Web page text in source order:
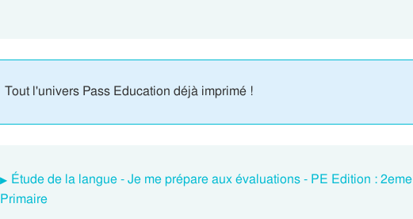
Tout l'univers Pass Education déjà imprimé !
Étude de la langue - Je me prépare aux évaluations - PE Edition : 2eme
Primaire